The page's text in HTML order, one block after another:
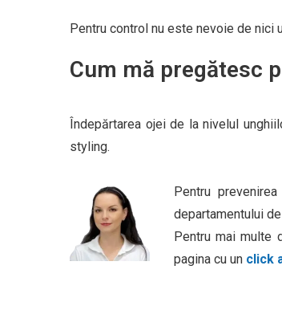
Pentru control nu este nevoie de nici
Cum mă pregătesc
Îndepărtarea ojei de la nivelul
styling.
Pentru
departamentului
Pentru mai multe
pagina cu un click